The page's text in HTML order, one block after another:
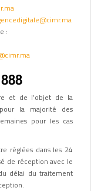
:
et de l’objet de la
la majorité des
pour les cas
réglées dans les 24
de réception avec le
délai du traitement